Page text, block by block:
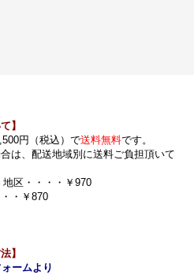
】
円（税込）で送料無料です。
は、配送地域別に送料ご負担頂いて
区・・・・￥970
・￥870
】
ームより